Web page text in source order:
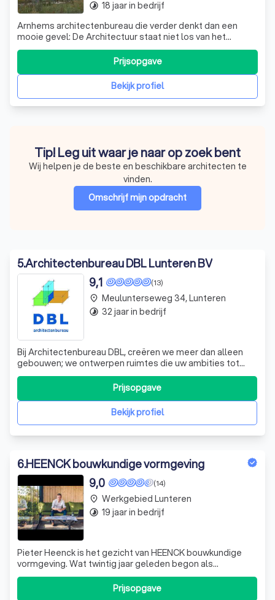
Arnhems architectenbureau die verder denkt dan een
mooie gevel: De Architectuur staat niet los van het
interieur en staat in verbinding met de tuin. Blik-veld:
monumenten, nieuwbouw, herbestemming etc
Bekijk profiel
Prijsopgave
timelapse 18 jaar in bedrijf
Tip! Leg uit waar je naar op zoek bent
Wij helpen je de beste en beschikbare architecten te
vinden.
Omschrijf mijn opdracht
5.Architectenbureau DBL Lunteren BV
(13)
9,1
Bij Architectenbureau DBL, creëren we meer dan alleen
gebouwen; we ontwerpen ruimtes die uw ambities tot
leven brengen. Of het nu gaat om een woning met een
iconische architectuur of een bedrijfsgebouw met
verbazingwekkende mogelijkheden, wij zorgen ervoor dat
uw visie werkelijkheid wordt. Onze expe
Bekijk profiel
Prijsopgave
place Meulunterseweg 34, Lunteren
timelapse 32 jaar in bedrijf
6.HEENCK bouwkundige vormgeving
(14)
9,0
Pieter Heenck is het gezicht van HEENCK bouwkundige
vormgeving. Wat twintig jaar geleden begon als
timmerman, is ontwikkeld tot een eigen studio waar
wensen en ideeën worden omgezet in bouwkundige
ontwerpen. Door de jaren heen heeft hij een grote
Prijsopgave
place Werkgebied Lunteren
timelapse 19 jaar in bedrijf